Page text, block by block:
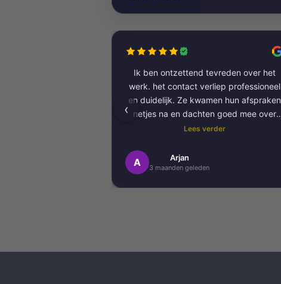
Ik ben ontzettend tevreden over het
werk. het contact verliep professioneel
en duidelijk. Ze kwamen hun afspraken
netjes na en dachten goed mee over
kleurkeuze en afwerking.
Het schilderwerk zelf is van hoge
kwaliteit uitgevoerd. Alles is strak
Lees verder
A Arjan
3 maanden geleden
‹